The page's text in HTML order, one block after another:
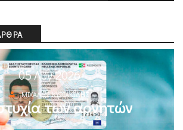
05 Αυγ 2026
ΜΙΧΆΛΗΣ ΚΥΡΙΑΚΊΔΗΣ
των αρνητών